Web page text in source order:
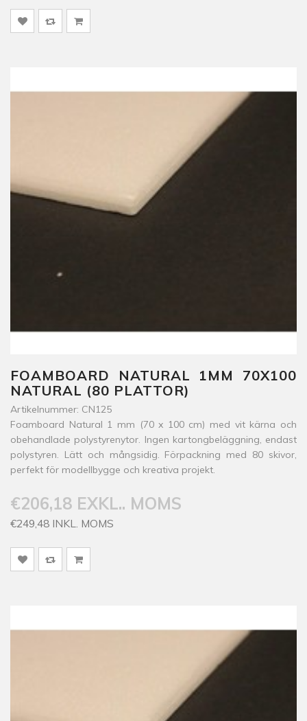
FOAMBOARD NATURAL 1MM 70X100
NATURAL (80 PLATTOR)
Artikelnummer: CN125
Foamboard Natural 1 mm (70 x 100 cm) med vit kärna och
obehandlade polystyrenytor. Ingen kartongbeläggning, endast
polystyren. Lätt och mångsidig. Förpackning med 80 skivor,
perfekt för modellbygge och kreativa projekt.
€206,18 EXKL.. MOMS
€249,48 INKL. MOMS